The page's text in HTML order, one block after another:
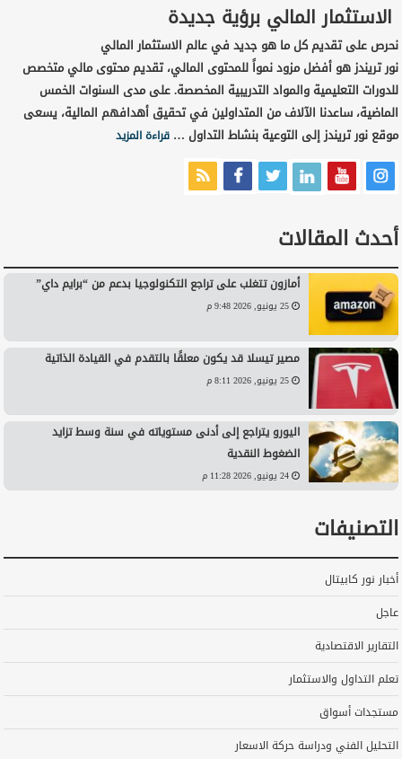
الاستثمار المالي برؤية جديدة
نحرص على تقديم كل ما هو جديد في عالم الاستثمار المالي
نور تريندز هو أفضل مزود نمواً للمحتوى المالي، تقديم محتوى مالي متخصص
للدورات التعليمية والمواد التدريبية المخصصة. على مدى السنوات الخمس
الماضية، ساعدنا الآلاف من المتداولين في تحقيق أهدافهم المالية، يسعى
موقع نور تريندز إلى التوعية بنشاط التداول …قراءة المزيد
أحدث المقالات
أمازون تتغلب على تراجع التكنولوجيا بدعم من “برايم داي”
25 يونيو, 2026 9:48 م
مصير تيسلا قد يكون معلقًا بالتقدم في القيادة الذاتية
25 يونيو, 2026 8:11 م
اليورو يتراجع إلى أدنى مستوياته في سنة وسط تزايد
الضغوط النقدية
24 يونيو, 2026 11:28 م
التصنيفات
أخبار نور كابيتال
عاجل
التقارير الاقتصادية
تعلم التداول والاستثمار
مستجدات أسواق
التحليل الفني ودراسة حركة الاسعار